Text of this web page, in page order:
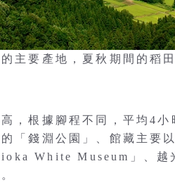
主要產地，夏秋期間的稻
，根據腳程不同，平均4
「錢淵公園」、館藏主要
White Museum」、越